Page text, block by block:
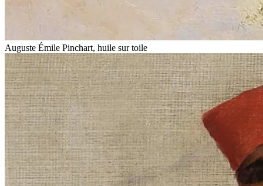
Auguste Émile Pinchart, huile sur toile